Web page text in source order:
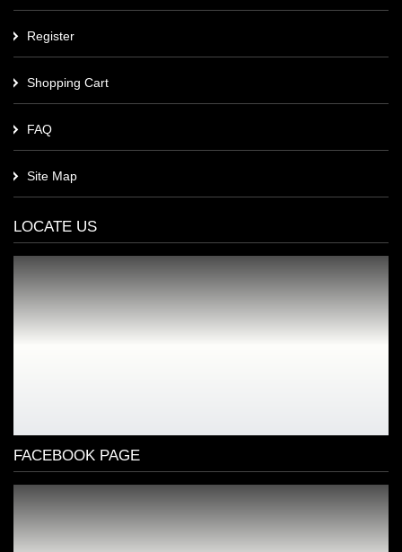
Register
Shopping Cart
FAQ
Site Map
LOCATE US
FACEBOOK PAGE